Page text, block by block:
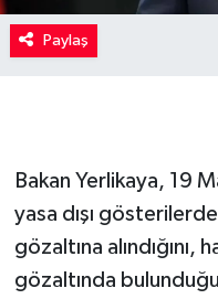
Paylaş
Bakan Yerlikaya, 19
yasa dışı
gözaltına alındığını,
gözaltında